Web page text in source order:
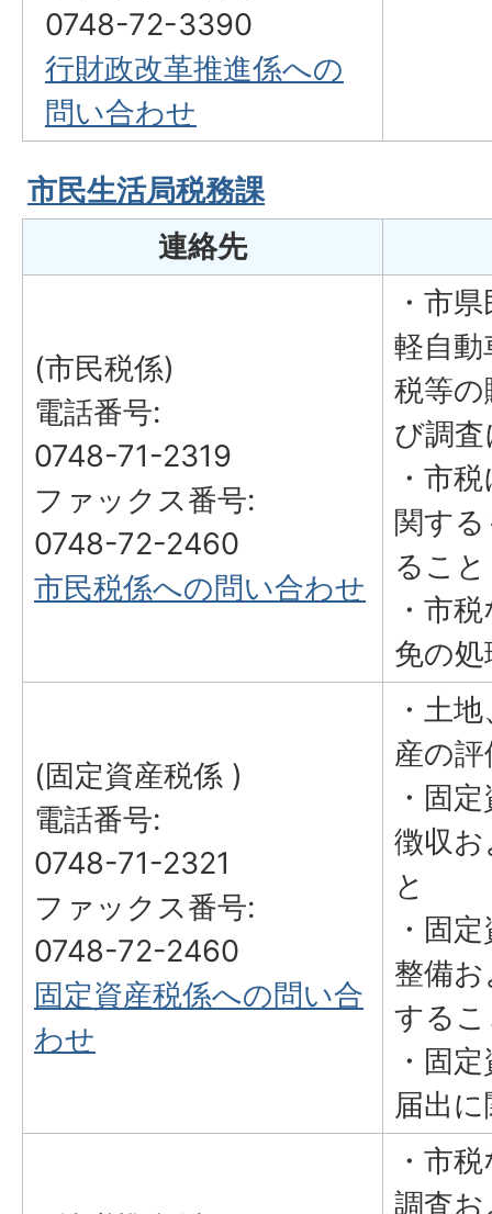
0748-72-3390
行財政改革推進係への
問い合わせ
市民生活局税務課
連絡先
(市民税係)
電話番号:
0748-71-2319
ファックス番号:
0748-72-2460
市民税係への問い合わせ
・市
軽自動
税等
び調
・市
関す
ること
・市
免の
(固定資産税係 )
電話番号:
0748-71-2321
ファックス番号:
0748-72-2460
固定資産税係への問い合
わせ
・土
産の
・固
徴収
と
・固
整備
する
・固
届出
・市
調査